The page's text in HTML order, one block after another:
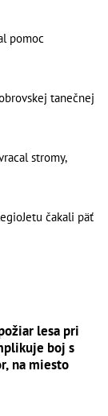
pomoc
tanečnej
stromy,
čakali päť
lesa pri
boj s